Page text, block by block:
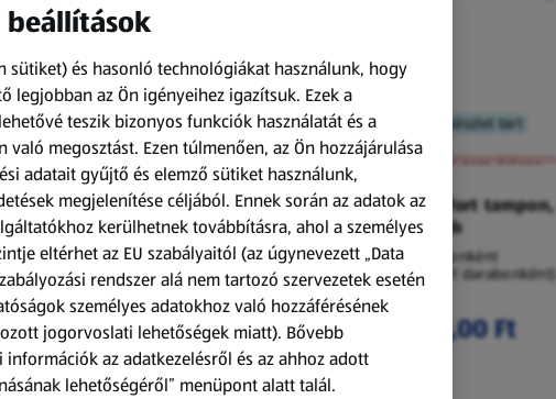
tart
8
1 kg)
Ft
Amíg a készlet tart
XXL
O.B.
Procomfort tampon,
64 darab
64 darabonként
(59,36 Ft/1 darabonként)
3 799,00 Ft
Amíg a készlet tart
XXL
A termék nem érkezett meg!
Procomfort tampon,
54 darab
54 darabonként
(62,94 Ft/1 darabonként)
3 399,00 Ft
sütiket) és hasonló technológiákat használunk, hogy
legjobban az Ön igényeihez igazítsuk. Ezek a
teszik bizonyos funkciók használatát és a
való megosztást. Ezen túlmenően, az Ön hozzájárulása
adatait gyűjtő és elemző sütiket használunk,
megjelenítése céljából. Ennek során az adatok az
kerülhetnek továbbításra, ahol a személyes
eltérhet az EU szabályaitól (az úgynevezett „Data
rendszer alá nem tartozó szervezetek esetén
személyes adatokhoz való hozzáférésének
jogorvoslati lehetőségek miatt). Bővebb
információk az adatkezelésről és az ahhoz adott
lehetőségéről” menüpont alatt talál.